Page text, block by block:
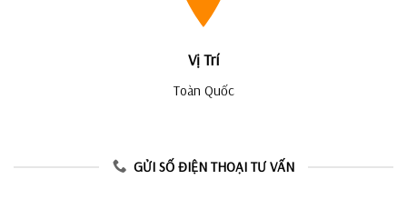
Vị Trí
Toàn Quốc
GỬI SỐ ĐIỆN THOẠI TƯ VẤN